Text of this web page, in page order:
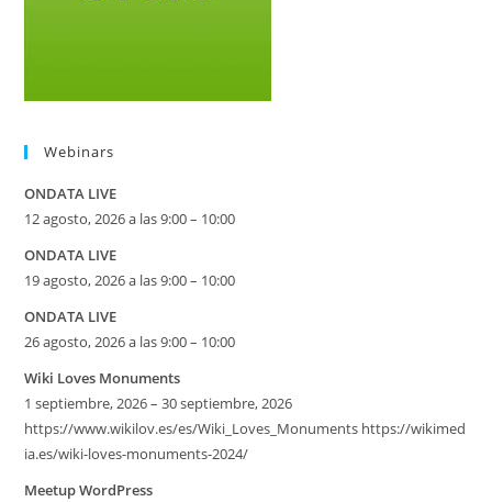
Webinars
ONDATA LIVE
12 agosto, 2026 a las 9:00 – 10:00
ONDATA LIVE
19 agosto, 2026 a las 9:00 – 10:00
ONDATA LIVE
26 agosto, 2026 a las 9:00 – 10:00
Wiki Loves Monuments
1 septiembre, 2026 – 30 septiembre, 2026
https://www.wikilov.es/es/Wiki_Loves_Monuments https://wikimed
ia.es/wiki-loves-monuments-2024/
Meetup WordPress